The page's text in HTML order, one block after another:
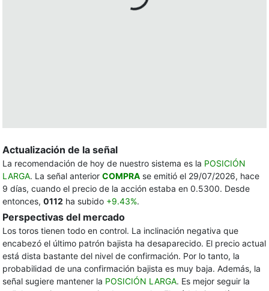
Actualización de la señal
La recomendación de hoy de nuestro sistema es la POSICIÓN
LARGA. La señal anterior COMPRA se emitió el 29/07/2026, hace
9 días, cuando el precio de la acción estaba en 0.5300. Desde
entonces, 0112 ha subido +9.43%.
Perspectivas del mercado
Los toros tienen todo en control. La inclinación negativa que
encabezó el último patrón bajista ha desaparecido. El precio actual
está dista bastante del nivel de confirmación. Por lo tanto, la
probabilidad de una confirmación bajista es muy baja. Además, la
señal sugiere mantener la POSICIÓN LARGA. Es mejor seguir la